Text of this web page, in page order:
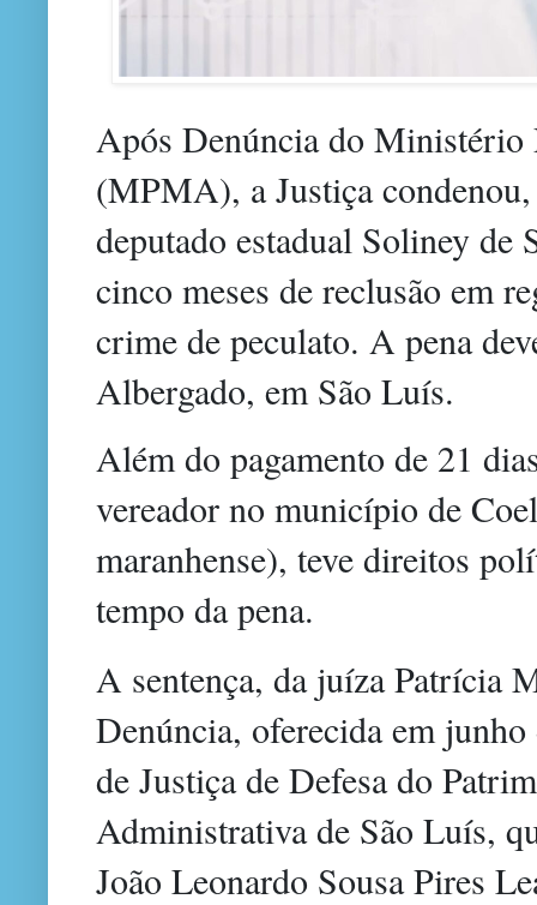
Após Denúncia do Ministério
(MPMA), a Justiça
deputado estadual Soliney de
cinco meses de reclusão em
crime de peculato. A pena
Albergado, em São Luís.
Além do pagamento de 21
vereador no município de
maranhense), teve direitos
tempo da pena.
A sentença, da juíza Patrícia
Denúncia, oferecida em
de Justiça de Defesa do
Administrativa de São Luís,
João Leonardo Sousa Pires